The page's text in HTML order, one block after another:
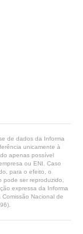
de dados da Informa
unicamente à
apenas possível
ou ENI. Caso
para o efeito, o
ser reproduzido,
expressa da Informa
Nacional de